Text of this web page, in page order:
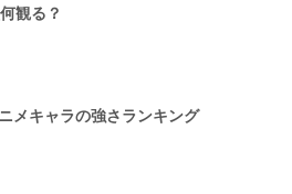
観る？
メキャラの強さランキング